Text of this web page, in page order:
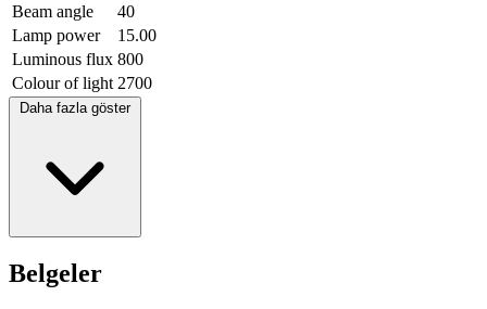
Beam angle
40
Lamp power
15.00
Luminous flux 800
Colour of light 2700
Daha fazla göster
Belgeler